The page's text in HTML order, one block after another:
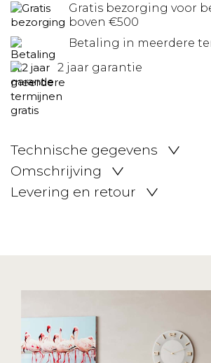
Gratis bezorging voor
boven €500
Betaling in meerdere
2 jaar garantie
Technische gegevens
Omschrijving
Levering en retour